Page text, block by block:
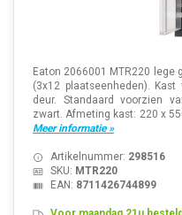
Eaton 2066001 MTR220 lege
(3x12 plaatseenheden).
deur. Standaard voorzien
zwart. Afmeting kast: 220 x
Meer informatie »
Artikelnummer: 298516
SKU: MTR220
EAN: 8711426744899